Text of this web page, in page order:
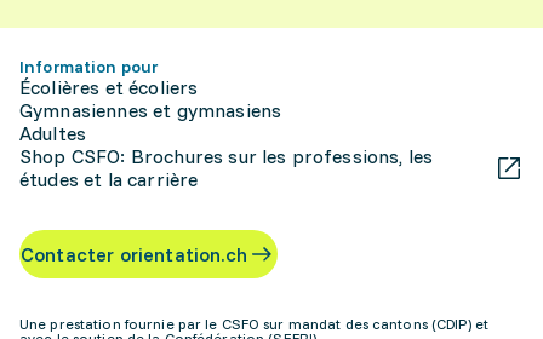
Information pour
Écolières et écoliers
Gymnasiennes et gymnasiens
Adultes
Shop CSFO: Brochures sur les professions, les
études et la carrière
Contacter orientation.ch
Une prestation fournie par le CSFO sur mandat des cantons (CDIP) et